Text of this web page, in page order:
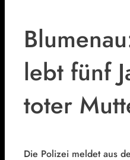
lebt fünf
toter
Die Polizei meldet aus